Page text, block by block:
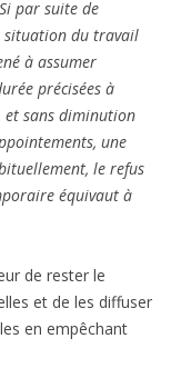
par suite de
situation du travail
à assumer
précisées à
et sans diminution
une
le refus
équivaut à
de rester le
et de les diffuser
en empêchant